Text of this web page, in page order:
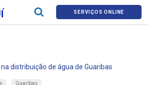
SERVIÇOS ONLINE
distribuição de água de Guaribas
Guaribas